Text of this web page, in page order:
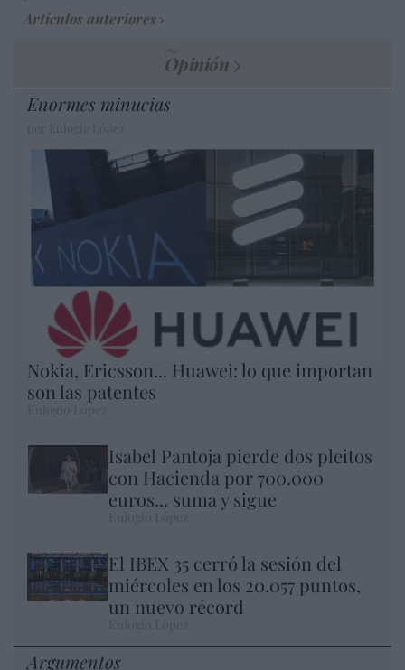
Artículos anteriores
Opinión
Enormes minucias
Nokia, Ericsson... Huawei: lo que importan
son las patentes
Isabel Pantoja pierde dos pleitos
con Hacienda por 700.000
euros... suma y sigue
El IBEX 35 cerró la sesión del
miércoles en los 20.057 puntos,
un nuevo récord
Argumentos